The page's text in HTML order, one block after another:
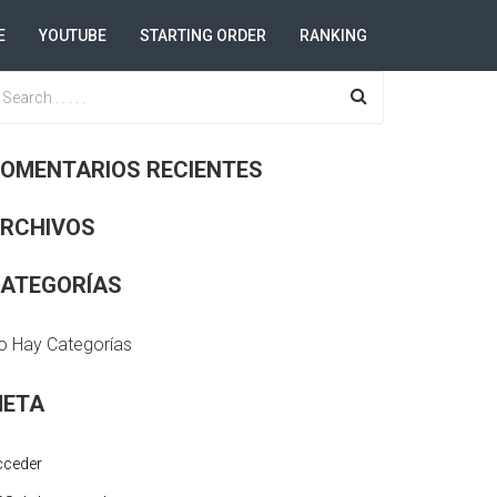
YOUTUBE STARTING ORDER RANKING
RECIENTES
Hay Categorías